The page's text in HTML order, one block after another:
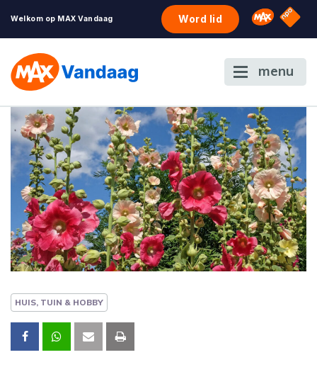
Welkom op MAX Vandaag Word lid Omroep
NPO
menu
HUIS, TUIN & HOBBY